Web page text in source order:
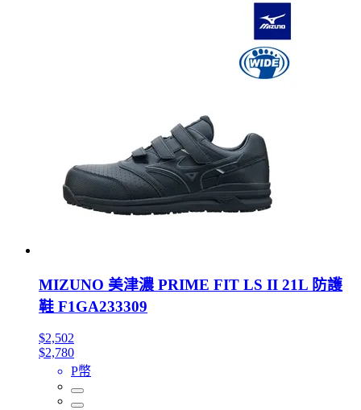
MIZUNO 美津濃 PRIME FIT LS II 21L 防護
鞋 F1GA233309
$2,502
$2,780
P幣